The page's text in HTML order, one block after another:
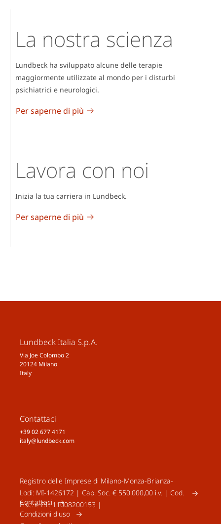
La nostra scienza
Lundbeck ha sviluppato alcune delle terapie
maggiormente utilizzate al mondo per i disturbi
psichiatrici e neurologici.
Per saperne di più
Lavora con noi
Inizia la tua carriera in Lundbeck.
Per saperne di più
Lundbeck Italia S.p.A.
Via Joe Colombo 2
20124 Milano
Italy
Contattaci
+39 02 677 4171
italy@lundbeck.com
Registro delle Imprese di Milano-Monza-Brianza-
Lodi: MI-1426172 | Cap. Soc. € 550.000,00 i.v. | Cod.
Fisc. e P.I.: 11008200153 |
Contattaci
Condizioni d'uso